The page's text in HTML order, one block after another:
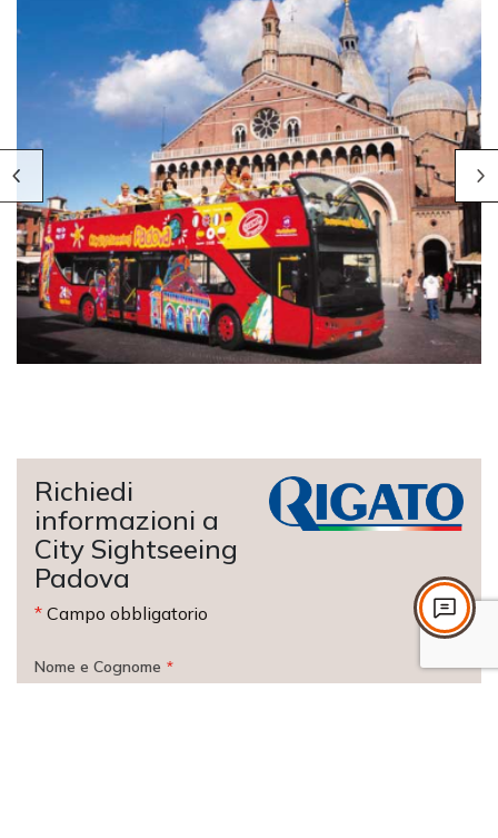
Richiedi
informazioni a
City Sightseeing
Padova
* Campo obbligatorio
Nome e Cognome *